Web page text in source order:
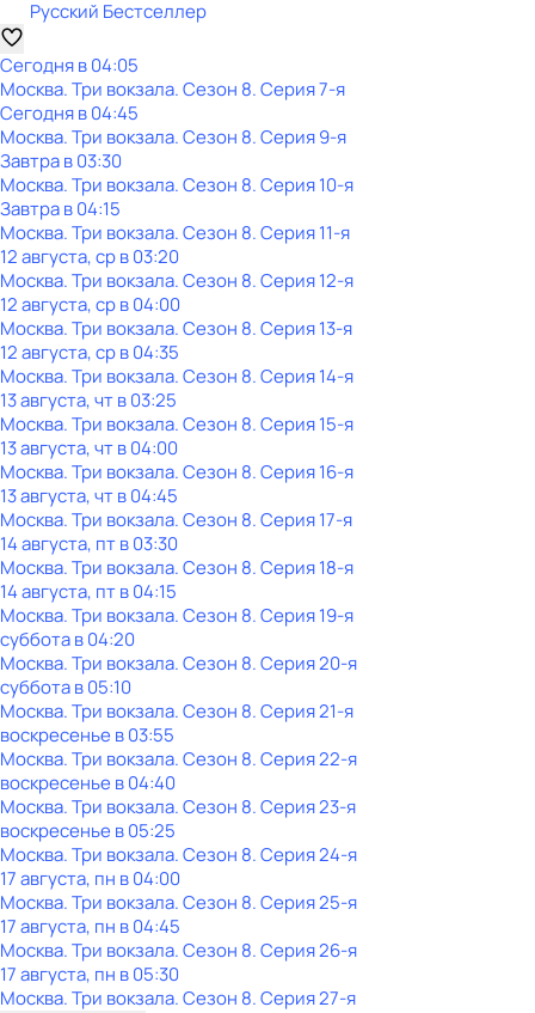
Русский Бестселлер
Сегодня в 04:05
Москва. Три вокзала. Сезон 8. Серия 7-я
Сегодня в 04:45
Москва. Три вокзала. Сезон 8. Серия 9-я
Завтра в 03:30
Москва. Три вокзала. Сезон 8. Серия 10-я
Завтра в 04:15
Москва. Три вокзала. Сезон 8. Серия 11-я
12 августа, ср в 03:20
Москва. Три вокзала. Сезон 8. Серия 12-я
12 августа, ср в 04:00
Москва. Три вокзала. Сезон 8. Серия 13-я
12 августа, ср в 04:35
Москва. Три вокзала. Сезон 8. Серия 14-я
13 августа, чт в 03:25
Москва. Три вокзала. Сезон 8. Серия 15-я
13 августа, чт в 04:00
Москва. Три вокзала. Сезон 8. Серия 16-я
13 августа, чт в 04:45
Москва. Три вокзала. Сезон 8. Серия 17-я
14 августа, пт в 03:30
Москва. Три вокзала. Сезон 8. Серия 18-я
14 августа, пт в 04:15
Москва. Три вокзала. Сезон 8. Серия 19-я
субботав04:20
Москва. Три вокзала. Сезон 8. Серия 20-я
субботав05:10
Москва. Три вокзала. Сезон 8. Серия 21-я
воскресенье в03:55
Москва. Три вокзала. Сезон 8. Серия 22-я
воскресенье в04:40
Москва. Три вокзала. Сезон 8. Серия 23-я
воскресенье в05:25
Москва. Три вокзала. Сезон 8. Серия 24-я
17 августа, пн в 04:00
Москва. Три вокзала. Сезон 8. Серия 25-я
17 августа, пн в 04:45
Москва. Три вокзала. Сезон 8. Серия 26-я
17 августа, пн в 05:30
Москва. Три вокзала. Сезон 8. Серия 27-я